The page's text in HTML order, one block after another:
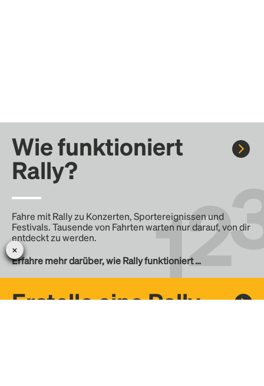
Wie funktioniert
Rally?
Fahre mit Rally zu Konzerten, Sportereignissen und
Festivals. Tausende von Fahrten warten nur darauf, von dir
entdeckt zu werden.
Erfahre mehr darüber, wie Rally funktioniert …
Erstelle eine Rally